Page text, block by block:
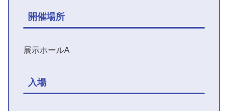
開催場所
展示ホールA
入場